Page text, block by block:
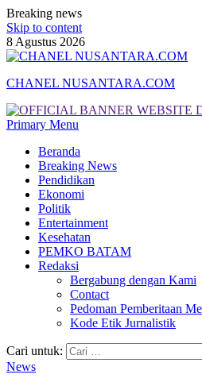
Breaking news
Skip to content
8 Agustus 2026
CHANEL NUSANTARA.COM
Primary Menu
Beranda
Breaking News
Pendidikan
Ekonomi
Politik
Entertainment
Kesehatan
PEMKO BATAM
Redaksi
Bergabung dengan Kami
Contact
Pedoman Pemberitaan
Kode Etik Jurnalistik
Cari untuk:
News